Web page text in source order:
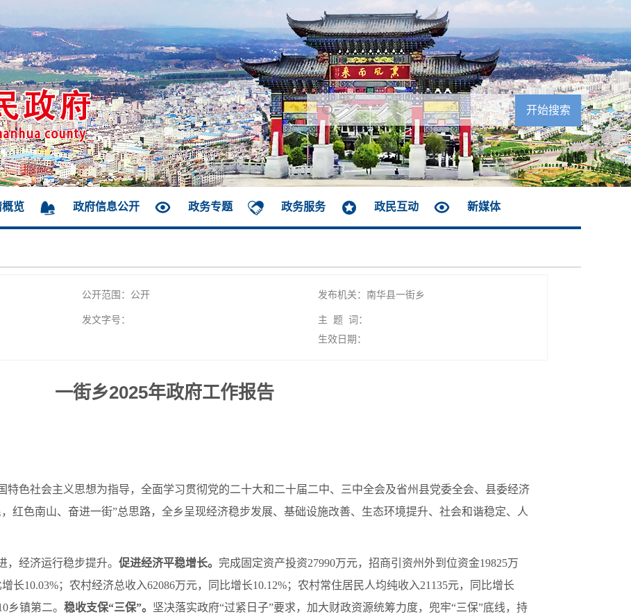
概览 政府信息公开 政务专题 政务服务 政民互动 新媒体
公开范围：公开
发布机关：南华县一街乡
发文字号： 主 题 词：
生效日期：
一街乡2025年政府工作报告
特色社会主义思想为指导，全面学习贯彻党的二十大和二十届二中、三中全会及省州县党委全会、县委经济
红色南山、奋进一街”总思路，全乡呈现经济稳步发展、基础设施改善、生态环境提升、社会和谐稳定、人
经济运行稳步提升。 促进经济平稳增长。 完成固定资产投资27990万元，招商引资州外到位资金19825万
长10.03%；农村经济总收入62086万元，同比增长10.12%；农村常住居民人均纯收入21135元，同比增长
乡镇第二。 稳收支保“三保”。 坚决落实政府“过紧日子”要求，加大财政资源统筹力度，兜牢“三保”底线，持